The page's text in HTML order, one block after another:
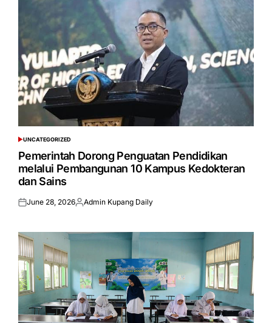
POSTED
IN
UNCATEGORIZED
Pemerintah Dorong Penguatan Pendidikan
melalui Pembangunan 10 Kampus Kedokteran
dan Sains
Posted
June 28, 2026Posted
Admin Kupang Daily